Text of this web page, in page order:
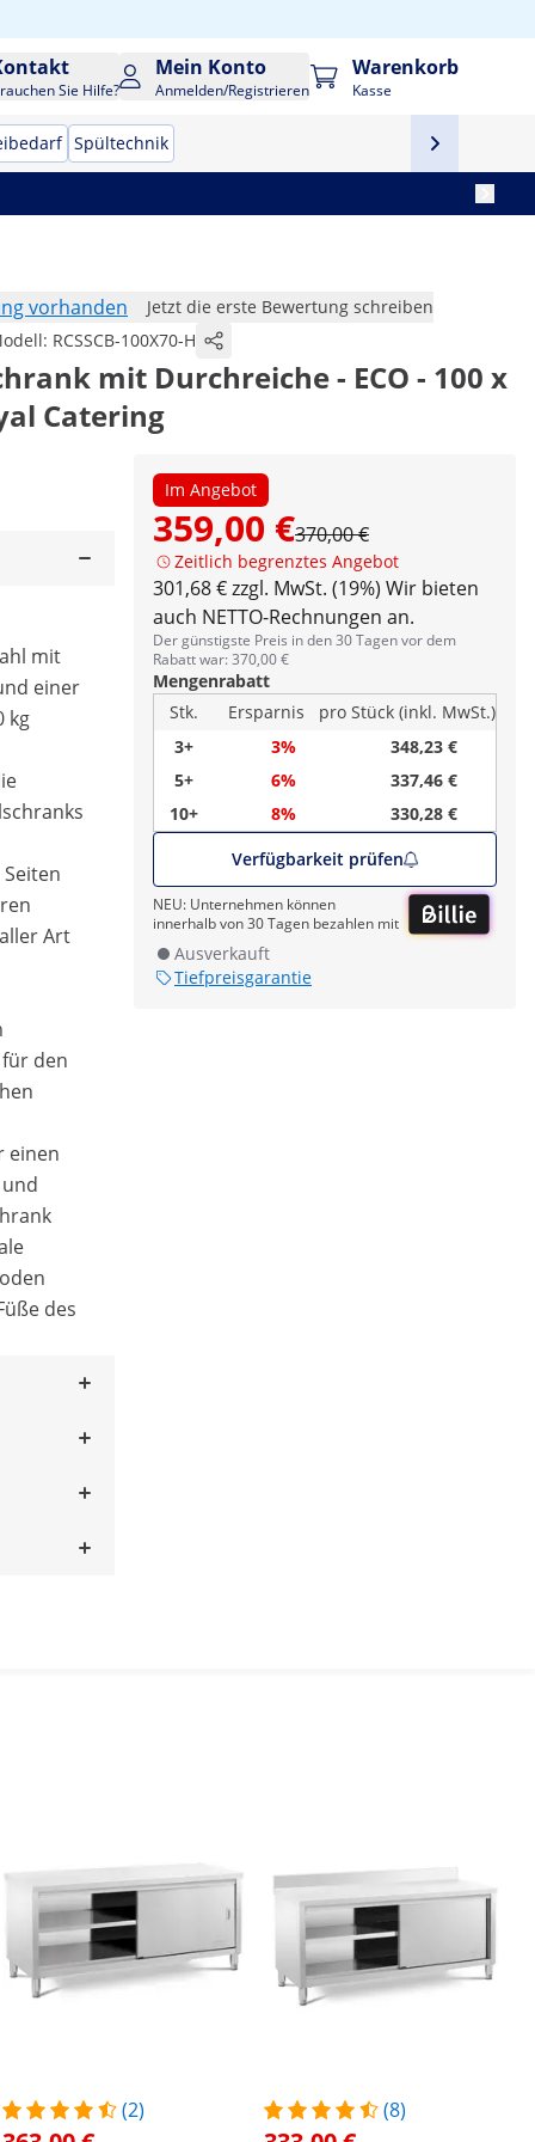
Sie Hilfe?
Mein Konto
Anmelden/Registrieren
Warenkorb
Kasse
Spültechnik
vorhanden
Jetzt die erste Bewertung schreiben
RCSSCB-100X70-H
mit Durchreiche - ECO - 100 x
Catering
Im Angebot
359,00 €370,00 €
Zeitlich begrenztes Angebot
301,68 € zzgl. MwSt. (19%) Wir bieten
auch NETTO-Rechnungen an.
Der günstigste Preis in den 30 Tagen vor dem
Rabatt war: 370,00 €
Mengenrabatt
Stk.
Ersparnis
pro Stück (inkl. MwSt.)
3+
3%
348,23 €
5+
6%
337,46 €
10+
8%
330,28 €
Verfügbarkeit prüfen
NEU: Unternehmen können
innerhalb von 30 Tagen bezahlen mit
Ausverkauft
Tiefpreisgarantie
mit
einer
kg
Art
den
einen
des
(2) (8)